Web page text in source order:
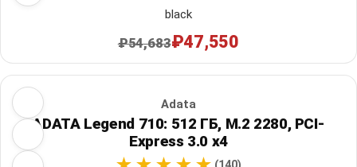
black
₽54,683₽47,550
Adata
ADATA Legend 710: 512 ГБ, M.2 2280, PCI-
Express 3.0 x4